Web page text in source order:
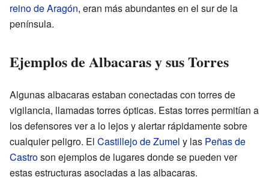
reino de Aragón, eran más abundantes en el sur de la
península.
Ejemplos de Albacaras y sus Torres
Algunas albacaras estaban conectadas con torres de
vigilancia, llamadas torres ópticas. Estas torres permitían a
los defensores ver a lo lejos y alertar rápidamente sobre
cualquier peligro. El Castillejo de Zumel y las Peñas de
Castroson ejemplos de lugares donde se pueden ver
estas estructuras asociadas a las albacaras.